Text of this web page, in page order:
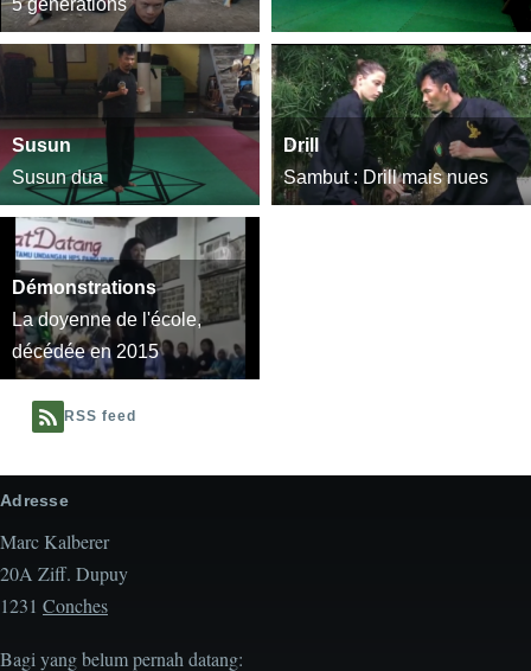
Susun
Susun dua
Drill
Sambut : Drill mais nues
Démonstrations
La doyenne de l'école,
décédée en 2015
RSS feed
Adresse
Marc Kalberer
20A Ziff. Dupuy
1231 Conches
Bagi yang belum pernah datang: